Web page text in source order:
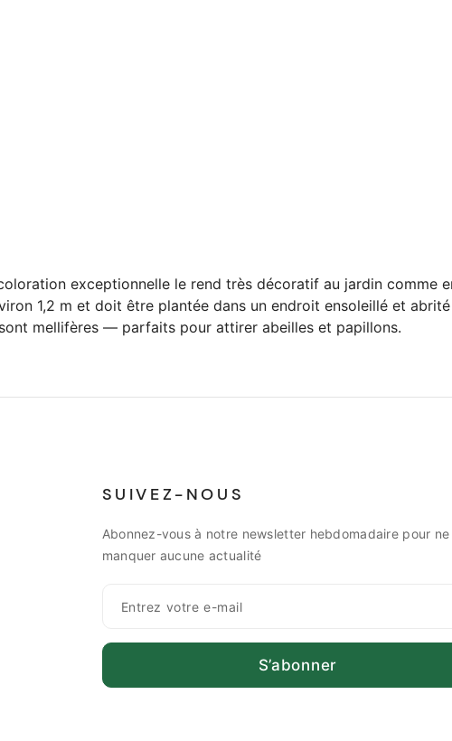
exceptionnelle le rend très décoratif au jardin comme
1,2 m et doit être plantée dans un endroit ensoleillé et
mellifères — parfaits pour attirer abeilles et papillons.
SUIVEZ-NOUS
Abonnez-vous à notre newsletter hebdomadaire pour ne
manquer aucune actualité
S’abonner